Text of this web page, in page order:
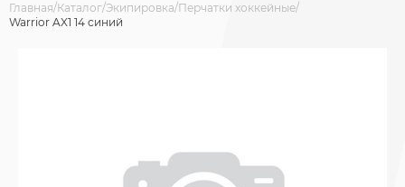
Главная Каталог Экипировка Перчатки хоккейные
Warrior AX1 14 синий